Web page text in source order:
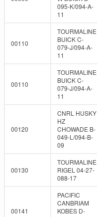
095-K/094-A-
11
00110
TOURMALINE
BUICK C-
079-J/094-A-
11
00110
TOURMALINE
BUICK C-
079-J/094-A-
11
00120
CNRL HUSKY
HZ
CHOWADE B-
049-L/094-B-
09
00130
TOURMALINE
RIGEL 04-27-
088-17
00141
PACIFIC
CANBRIAM
KOBES D-